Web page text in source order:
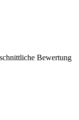
Bewertung